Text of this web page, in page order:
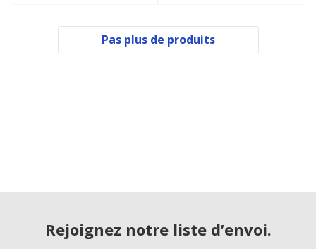
Pas plus de produits
Rejoignez notre liste d’envoi.